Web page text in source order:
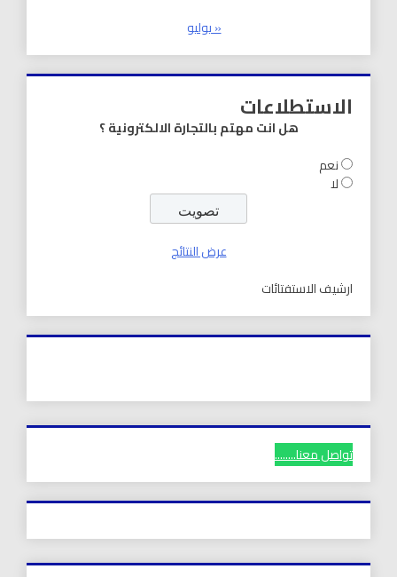
« يوليو
الاستطلاعات
هل انت مهتم بالتجارة الالكترونية ؟
نعم
لا
عرض النتائج
ارشيف الاستفتائات
تواصل معنا........